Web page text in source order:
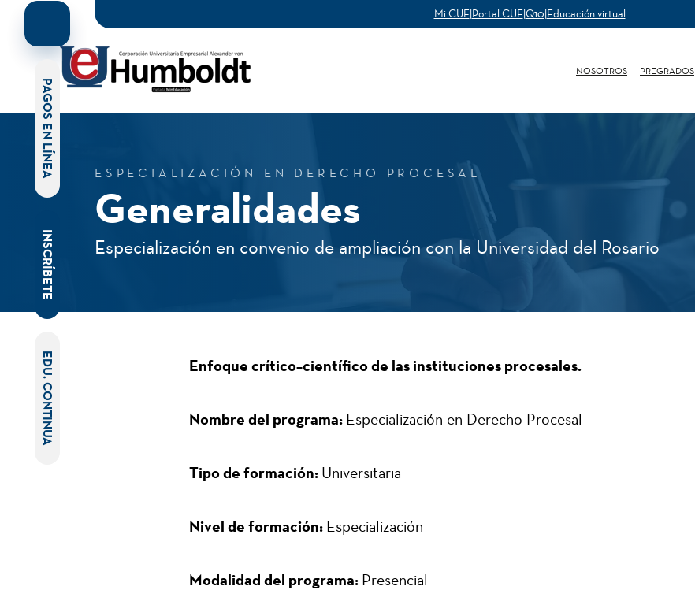
Mi CUE|Portal CUE|Q10|Educación virtual
NOSOTROS PREGRADOS
ESPECIALIZACIÓN EN DERECHO PROCESAL
Generalidades
Especialización en convenio de ampliación con la Universidad del Rosario
Enfoque crítico–científico de las instituciones procesales.
Nombre del programa: Especialización en Derecho Procesal
Tipo de formación: Universitaria
Nivel de formación: Especialización
Modalidad del programa: Presencial
PAGOS EN LÍNEA
INSCRÍBETE
EDU. CONTINUA